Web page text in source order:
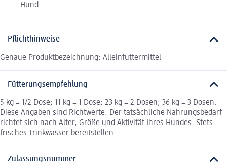
Hund
Pflichthinweise
Genaue Produktbezeichnung: Alleinfuttermittel
Fütterungsempfehlung
5 kg = 1/2 Dose; 11 kg = 1 Dose; 23 kg = 2 Dosen; 36 kg = 3 Dosen.
Diese Angaben sind Richtwerte. Der tatsächliche Nahrungsbedarf
richtet sich nach Alter, Größe und Aktivität Ihres Hundes. Stets
frisches Trinkwasser bereitstellen.
Zulassungsnummer